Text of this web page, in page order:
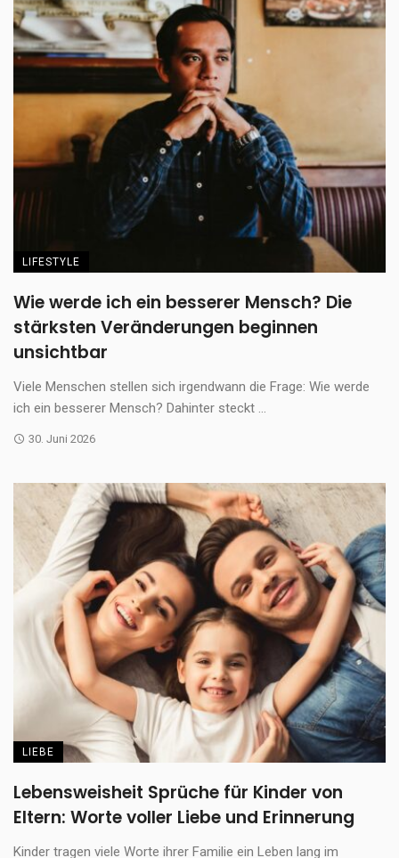
LIFESTYLE
Wie werde ich ein besserer Mensch? Die
stärksten Veränderungen beginnen
unsichtbar
Viele Menschen stellen sich irgendwann die Frage: Wie werde
ich ein besserer Mensch? Dahinter steckt ...
30. Juni 2026
LIEBE
Lebensweisheit Sprüche für Kinder von
Eltern: Worte voller Liebe und Erinnerung
Kinder tragen viele Worte ihrer Familie ein Leben lang im